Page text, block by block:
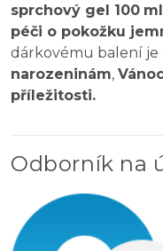
sprchový gel 100 ml
péči o pokožku
dárkovému balení je
narozeninám,
příležitosti.
Odborník na